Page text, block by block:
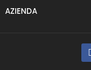
AZIENDA